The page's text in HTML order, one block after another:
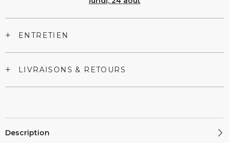
+ ENTRETIEN
+ LIVRAISONS & RETOURS
Description